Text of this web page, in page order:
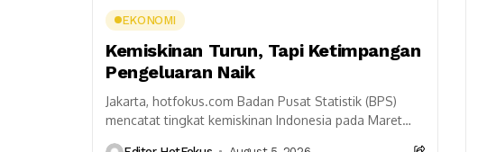
EKONOMI
Kemiskinan Turun, Tapi Ketimpangan
Pengeluaran Naik
Jakarta, hotfokus.com Badan Pusat Statistik (BPS)
mencatat tingkat kemiskinan Indonesia pada Maret